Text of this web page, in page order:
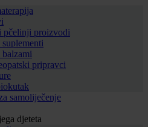
pčelinji proizvodi
pripravci
samoliječenje
djeteta